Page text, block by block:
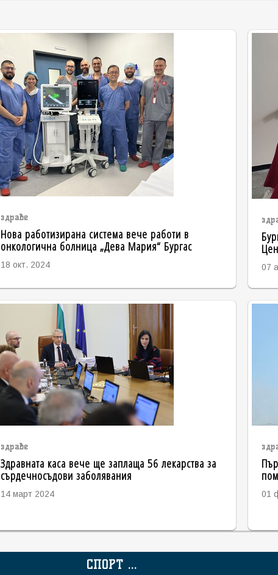
здраве
Нова работизирана система вече работи в
онкологична болница „Дева Мария“ Бургас
18 окт. 2024 07
здраве
Здравната каса вече ще заплаща 56 лекарства за
сърдечносъдови заболявания
14 март 2024 01
СПОРТ ...